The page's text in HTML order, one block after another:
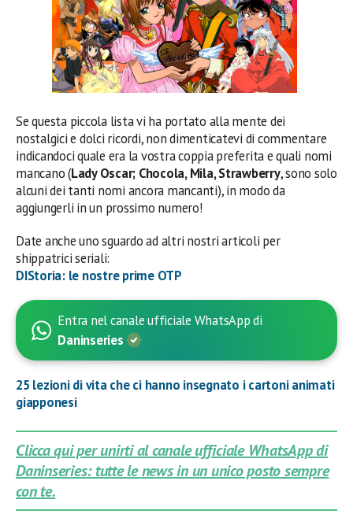
Se questa piccola lista vi ha portato alla mente dei
nostalgici e dolci ricordi, non dimenticatevi di commentare
indicandoci quale era la vostra coppia preferita e quali nomi
mancano (Lady Oscar; Chocola, Mila, Strawberry, sono solo
alcuni dei tanti nomi ancora mancanti), in modo da
aggiungerli in un prossimo numero!
Date anche uno sguardo ad altri nostri articoli per
shippatrici seriali:
DIStoria: le nostre prime OTP
Entra nel canale ufficiale WhatsApp di
Daninseries
25 lezioni di vita che ci hanno insegnato i cartoni animati
giapponesi
Clicca qui per unirti al canale ufficiale WhatsApp di
Daninseries: tutte le news in un unico posto sempre
con te.